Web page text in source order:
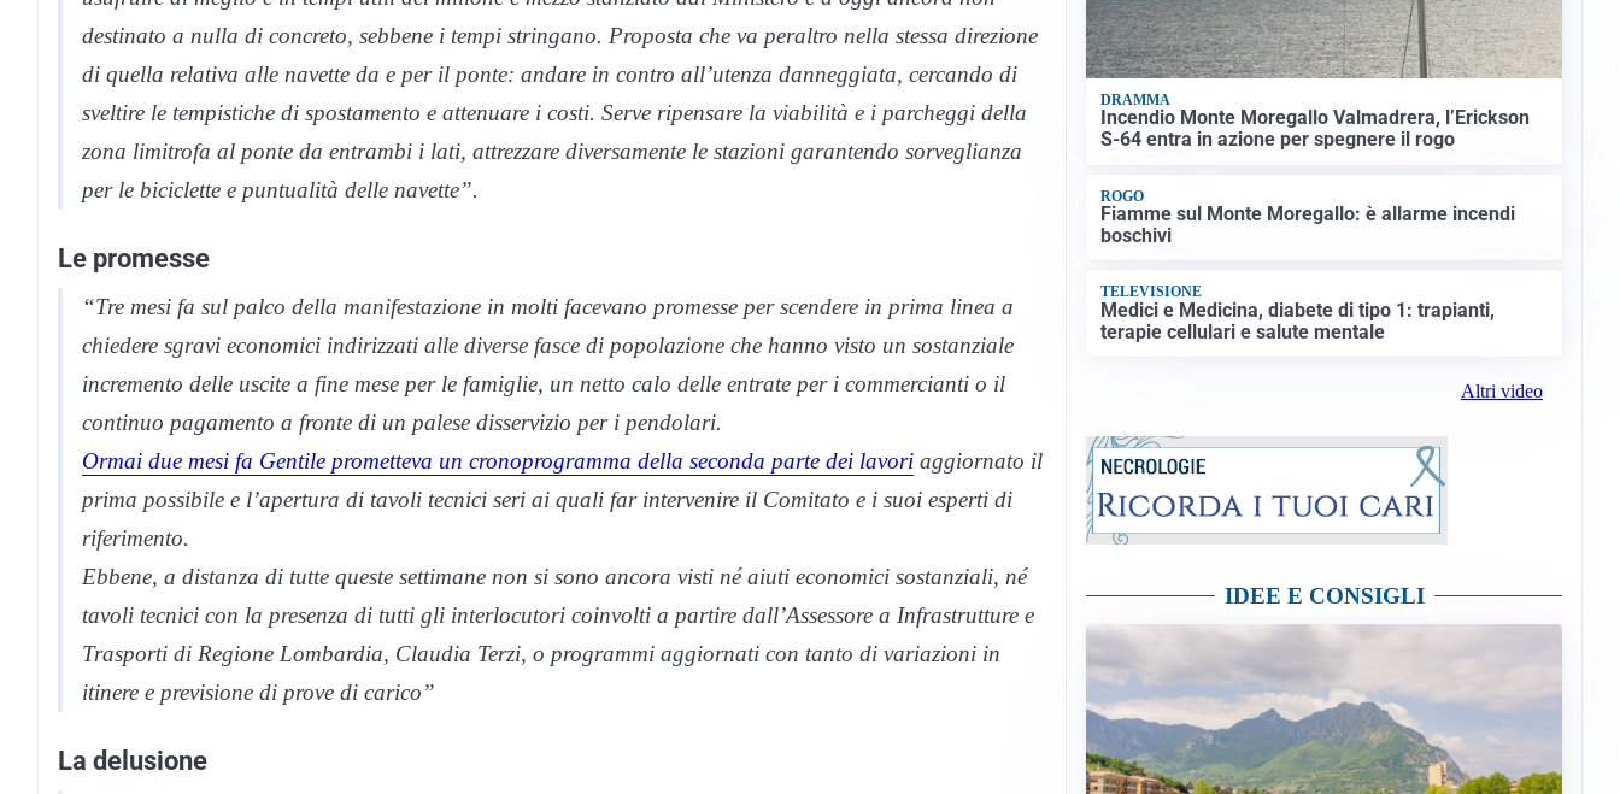
destinato a nulla di concreto, sebbene i tempi stringano. Proposta che va peraltro nella stessa direzione
di quella relativa alle navette da e per il ponte: andare in contro all’utenza danneggiata, cercando di
sveltire le tempistiche di spostamento e attenuare i costi. Serve ripensare la viabilità e i parcheggi della
zona limitrofa al ponte da entrambi i lati, attrezzare diversamente le stazioni garantendo sorveglianza
per le biciclette e puntualità delle navette”.
Le promesse
“Tre mesi fa sul palco della manifestazione in molti facevano promesse per scendere in prima linea a
chiedere sgravi economici indirizzati alle diverse fasce di popolazione che hanno visto un sostanziale
incremento delle uscite a fine mese per le famiglie, un netto calo delle entrate per i commercianti o il
continuo pagamento a fronte di un palese disservizio per i pendolari.
Ormai due mesi fa Gentile prometteva un cronoprogramma della seconda parte dei lavori aggiornato il
prima possibile e l’apertura di tavoli tecnici seri ai quali far intervenire il Comitato e i suoi esperti di
riferimento.
Ebbene, a distanza di tutte queste settimane non si sono ancora visti né aiuti economici sostanziali, né
tavoli tecnici con la presenza di tutti gli interlocutori coinvolti a partire dall’Assessore a Infrastrutture e
Trasporti di Regione Lombardia, Claudia Terzi, o programmi aggiornati con tanto di variazioni in
itinere e previsione di prove di carico”
La delusione
DRAMMA
Incendio Monte Moregallo Valmadrera, l’Erickson
S-64 entra in azione per spegnere il rogo
ROGO
Fiamme sul Monte Moregallo: è allarme incendi
boschivi
TELEVISIONE
Medici e Medicina, diabete di tipo 1: trapianti,
terapie cellulari e salute mentale
Altri video
IDEE E CONSIGLI